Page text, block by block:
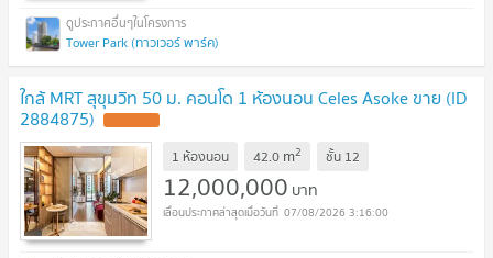
Tower Park (ทาวเวอร์ พาร์ค)
ใกล้ MRT สุขุมวิท 50 ม. คอนโด 1 ห้องนอน Celes Asoke ขาย (ID
2884875)
1 ห้องนอน 42.0 m2 ชั้น 12
12,000,000 บาท
07/08/2026 3:16:00